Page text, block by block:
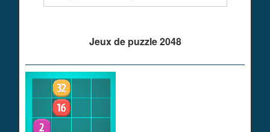
Jeux de puzzle 2048